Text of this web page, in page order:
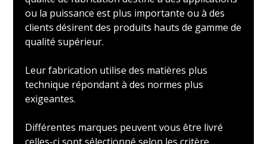
ou la puissance est plus importante ou à des
clients désirent des produits hauts de gamme de
qualité supérieur.
Leur fabrication utilise des matières plus
technique répondant à des normes plus
exigeantes.
Différentes marques peuvent vous être livré